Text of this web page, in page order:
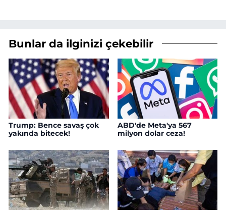
Bunlar da ilginizi çekebilir
Trump: Bence savaş çok
yakında bitecek!
ABD'de Meta'ya 567
milyon dolar ceza!